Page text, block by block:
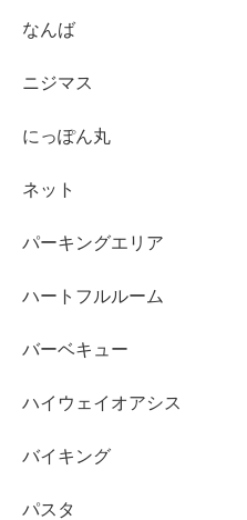
なんば
ニジマス
にっぽん丸
ネット
パーキングエリア
ハートフルルーム
バーベキュー
ハイウェイオアシス
バイキング
パスタ